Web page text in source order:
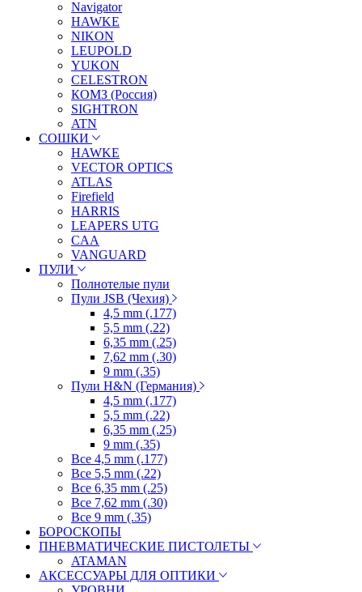
Navigator
HAWKE
NIKON
LEUPOLD
YUKON
CELESTRON
КОМЗ (Россия)
SIGHTRON
ATN
СОШКИ
HAWKE
VECTOR OPTICS
ATLAS
Firefield
HARRIS
LEAPERS UTG
CAA
VANGUARD
ПУЛИ
Полнотелые пули
Пули JSB (Чехия)
4,5 mm (.177)
5,5 mm (.22)
6,35 mm (.25)
7,62 mm (.30)
9 mm (.35)
Пули H&N (Германия)
4,5 mm (.177)
5,5 mm (.22)
6,35 mm (.25)
9 mm (.35)
Все 4,5 mm (.177)
Все 5,5 mm (.22)
Все 6,35 mm (.25)
Все 7,62 mm (.30)
Все 9 mm (.35)
БОРОСКОПЫ
ПНЕВМАТИЧЕСКИЕ ПИСТОЛЕТЫ
ATAMAN
АКСЕССУАРЫ ДЛЯ ОПТИКИ